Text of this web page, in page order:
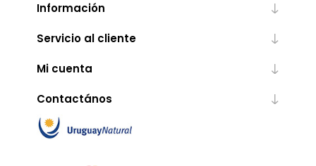
Información
Servicio al cliente
Mi cuenta
Contactános